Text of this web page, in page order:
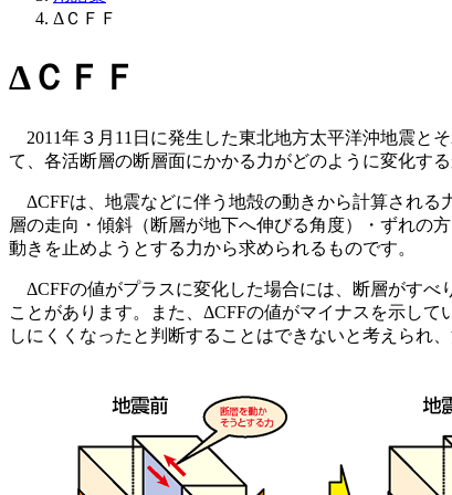
ΔＣＦＦ
ΔＣＦＦ
2011年３月11日に発生した東北地方太平洋沖地震と
て、各活断層の断層面にかかる力がどのように変化す
ΔCFFは、地震などに伴う地殻の動きから計算され
層の走向・傾斜（断層が地下へ伸びる角度）・ずれの
動きを止めようとする力から求められるものです。
ΔCFFの値がプラスに変化した場合には、断層がす
ことがあります。また、ΔCFFの値がマイナスを示し
しにくくなったと判断することはできないと考えられ